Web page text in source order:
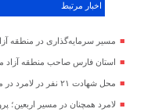
اخبار مرتبط
مسیر سرمایه‌گذاری در منطقه
استان فارس صاحب منطقه آزاد
محل شهادت ۲۱ نفر در لامرد در مسیر ثبت ملی قرار گرفت
لامرد همچنان در مسیر